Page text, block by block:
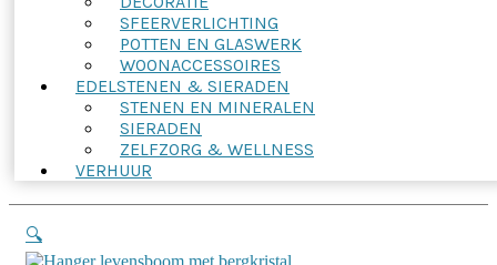
SFEERVERLICHTING
POTTEN EN GLASWERK
WOONACCESSOIRES
EDELSTENEN & SIERADEN
STENEN EN MINERALEN
SIERADEN
ZELFZORG & WELLNESS
VERHUUR
🔍